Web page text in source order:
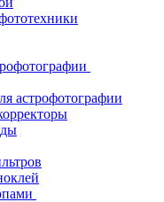
астрофотографии